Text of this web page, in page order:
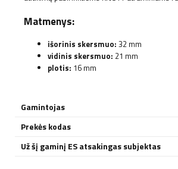
Matmenys:
išorinis skersmuo: 32 mm
vidinis skersmuo: 21 mm
plotis: 16 mm
Gamintojas
Prekės kodas
Už šį gaminį ES atsakingas subjektas